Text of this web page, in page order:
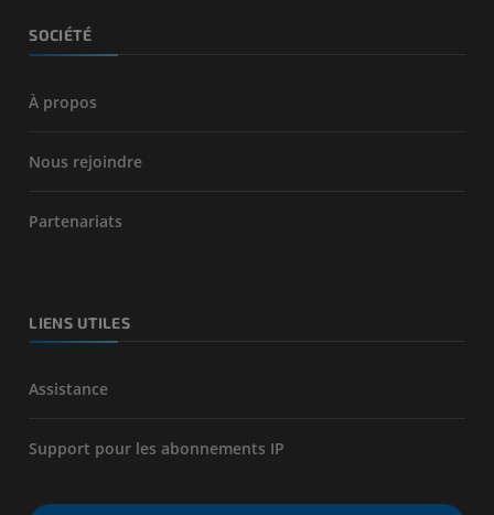
SOCIÉTÉ
À propos
Nous rejoindre
Partenariats
LIENS UTILES
Assistance
Support pour les abonnements IP